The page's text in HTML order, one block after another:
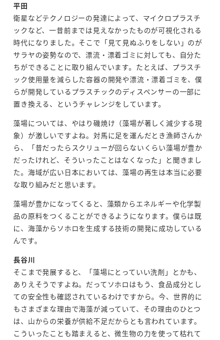
平田
衛星などテクノロジーの発達によって、マイクロプラスチ
ックなど、一昔前までは見えなかったものが可視化される
時代になりました。そこで「見て見ぬふりをしない」のが
サラヤの姿勢なので、漂流・漂着ゴミに対しても、自分た
ちができることに取り組んでいます。たとえば、プラスチ
ック使用量を減らした容器の開発や漂流・漂着ゴミを、僕
らが開発しているプラスチックのディスペンサーの一部に
置き換える、というチャレンジをしています。
藻場については、やはり磯焼け（藻場が著しく減少する現
象）が激しいですよね。対馬に足を運んだとき漁師さんか
ら、「昔だったらスクリューが回らないくらい藻場が豊か
だったけれど、そういったことはなくなった」と聞きまし
た。海域が広い日本においては、藻場の再生は本当に必要
な取り組みだと思います。
藻場が豊かになってくると、藻類からエネルギーや化学製
品の原料をつくることができるようになります。僕らは既
に、海藻からソホロを生成する技術の開発に成功している
んです。
長谷川
そこまで発展すると、「藻場にとっていい洗剤」とかも、
ありえそうですよね。だってソホロはもう、食品成分とし
ての安全性も確認されているわけですから。今、世界的に
もさまざまな理由で海藻が減っていて、その理由のひとつ
は、山からの栄養が供給不足だからとも言われています。
こういったことも踏まえると、微生物の力を使って枯れて